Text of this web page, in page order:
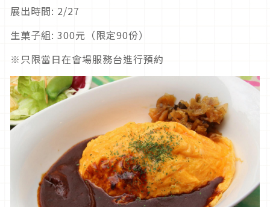
展出時間: 2/27
生菓子組: 300元（限定90份）
※只限當日在會場服務台進行預約